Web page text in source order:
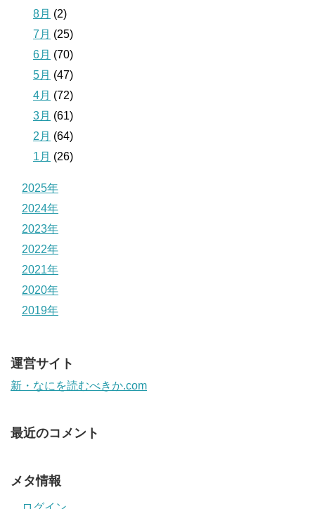
8月 (2)
7月 (25)
6月 (70)
5月 (47)
4月 (72)
3月 (61)
2月 (64)
1月 (26)
2025年
2024年
2023年
2022年
2021年
2020年
2019年
運営サイト
新・なにを読むべきか.com
最近のコメント
メタ情報